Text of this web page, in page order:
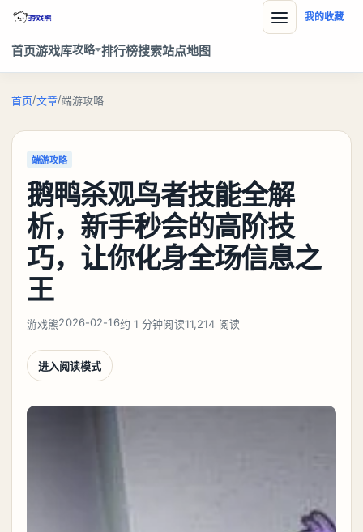
首页游戏库攻略 排行榜搜索站点地图
我的收藏
首页/文章/端游攻略
端游攻略
鹅鸭杀观鸟者技能全解
析，新手秒会的高阶技
巧，让你化身全场信息之
王
游戏熊2026-02-16约 1 分钟阅读11,214 阅读
进入阅读模式